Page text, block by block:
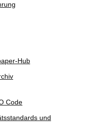
Hub
Code
und